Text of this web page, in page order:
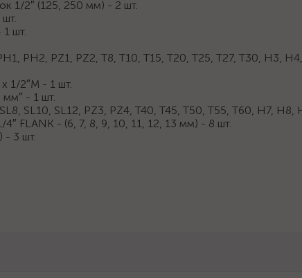
1/2″ (125, 250 мм) - 2 шт.
шт.
PH2, РZ1, PZ2, T8, T10, T15, T20, T25, T27, T30, H3,
1/2″M - 1 шт.
мм″ - 1 шт.
SL10, SL12, PZ3, PZ4, T40, T45, T50, T55, T60, H7, H8,
FLANK - (6, 7, 8, 9, 10, 11, 12, 13 мм) - 8 шт.
- 3 шт.